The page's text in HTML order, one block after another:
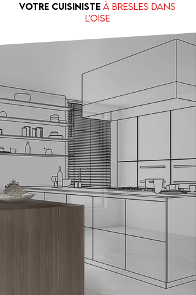
Votre cuisiniste à Bresles dans
l'oise